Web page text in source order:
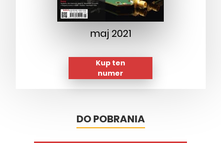
maj 2021
Kup ten
numer
DO POBRANIA